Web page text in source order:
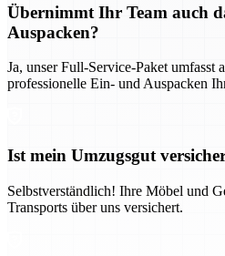
Übernimmt Ihr Team auch
Auspacken?
Ja, unser Full-Service-Paket umfasst
professionelle Ein- und Auspacken
Ist mein Umzugsgut
Selbstverständlich! Ihre Möbel und
Transports über uns versichert.